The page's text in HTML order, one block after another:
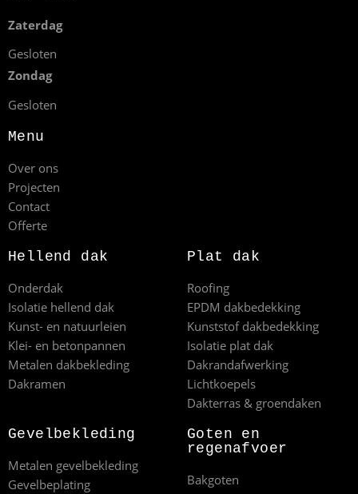
Zaterdag
Gesloten
Zondag
Gesloten
Menu
Over ons
Projecten
Contact
Offerte
Hellend dak
Onderdak
Isolatie hellend dak
Kunst- en natuurleien
Klei- en betonpannen
Metalen dakbekleding
Dakramen
Plat dak
Roofing
EPDM dakbedekking
Kunststof dakbedekking
Isolatie plat dak
Dakrandafwerking
Lichtkoepels
Dakterras & groendaken
Gevelbekleding
Metalen gevelbekleding
Gevelbeplating
Goten en
regenafvoer
Bakgoten